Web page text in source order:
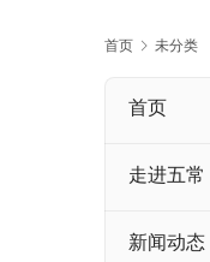
首页 未分类
首页
走进五常
新闻动态